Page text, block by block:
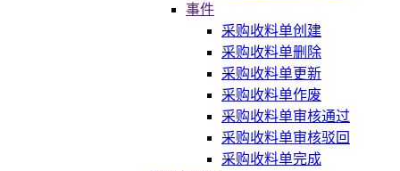
事件
采购收料单创建
采购收料单删除
采购收料单更新
采购收料单作废
采购收料单审核通过
采购收料单审核驳回
采购收料单完成